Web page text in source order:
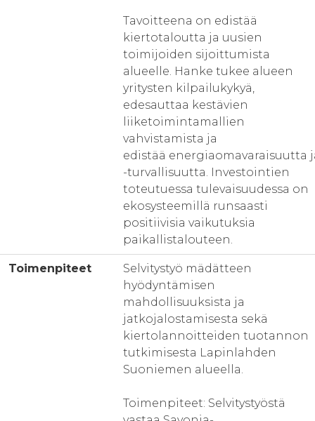
Tavoitteena on edistää
kiertotaloutta ja uusien
toimijoiden sijoittumista
alueelle. Hanke tukee alueen
yritysten kilpailukykyä,
edesauttaa kestävien
liiketoimintamallien
vahvistamista ja
edistää energiaomavaraisuutta
-turvallisuutta. Investointien
toteutuessa tulevaisuudessa on
ekosysteemillä runsaasti
positiivisia vaikutuksia
paikallistalouteen.
Toimenpiteet
Selvitystyö mädätteen
hyödyntämisen
mahdollisuuksista ja
jatkojalostamisesta sekä
kiertolannoitteiden tuotannon
tutkimisesta Lapinlahden
Suoniemen alueella.
Toimenpiteet: Selvitystyöstä